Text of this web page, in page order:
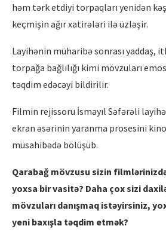
həm tərk etdiyi torpaqları yenidən
keçmişin ağır xatirələri ilə üzləşir.
Layihənin müharibə sonrası yaddaş,
torpağa bağlılığı kimi mövzuları
təqdim edəcəyi bildirilir.
Filmin rejissoru İsmayıl Səfərəli
ekran əsərinin yaranma prosesini
müsahibədə bölüşüb.
Qarabağ mövzusu sizin filmlərinizd
yoxsa bir vasitə? Daha çox sizi daxil
mövzuları danışmaq istəyirsiniz,
yeni baxışla təqdim etmək?